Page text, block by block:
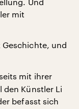
mit
und
mit ihrer
den Künstler Li
befasst sich